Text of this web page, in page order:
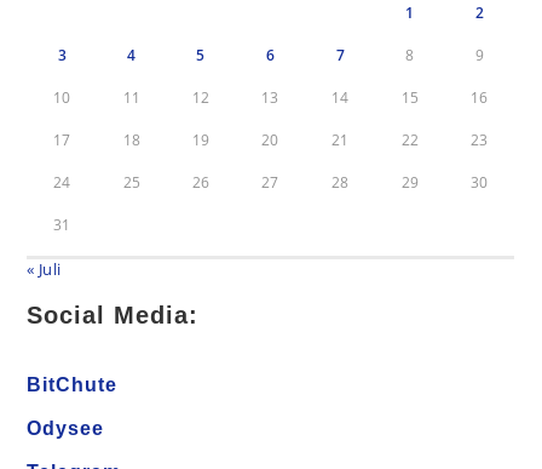
1 2
3 4 5 6 7 8 9
10 11 12 13 14 15 16
17 18 19 20 21 22 23
24 25 26 27 28 29 30
31
« Juli
Social Media:
BitChute
Odysee